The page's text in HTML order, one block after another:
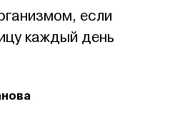
если
каждый день